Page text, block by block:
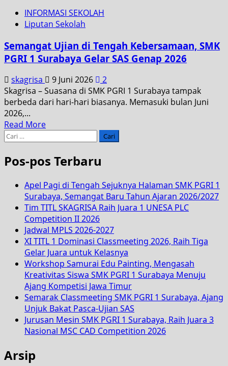
INFORMASI SEKOLAH
Liputan Sekolah
Semangat Ujian di Tengah Kebersamaan, SMK
PGRI 1 Surabaya Gelar SAS Genap 2026
skagrisa 9 Juni 2026
2
Skagrisa – Suasana di SMK PGRI 1 Surabaya tampak
berbeda dari hari-hari biasanya. Memasuki bulan Juni
2026,...
Read More
Pos-pos Terbaru
Apel Pagi di Tengah Sejuknya Halaman SMK PGRI 1
Surabaya, Semangat Baru Tahun Ajaran 2026/2027
Tim TITL SKAGRISA Raih Juara 1 UNESA PLC
Competition II 2026
Jadwal MPLS 2026-2027
XI TITL 1 Dominasi Classmeeting 2026, Raih Tiga
Gelar Juara untuk Kelasnya
Workshop Samurai Edu Painting, Mengasah
Kreativitas Siswa SMK PGRI 1 Surabaya Menuju
Ajang Kompetisi Jawa Timur
Semarak Classmeeting SMK PGRI 1 Surabaya, Ajang
Unjuk Bakat Pasca-Ujian SAS
Jurusan Mesin SMK PGRI 1 Surabaya, Raih Juara 3
Nasional MSC CAD Competition 2026
Arsip